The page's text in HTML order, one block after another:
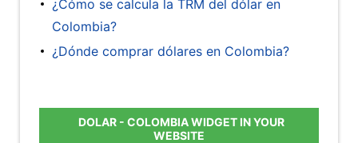
¿Cómo se calcula la TRM del dólar en
Colombia?
¿Dónde comprar dólares en Colombia?
DOLAR - COLOMBIA WIDGET IN YOUR
WEBSITE